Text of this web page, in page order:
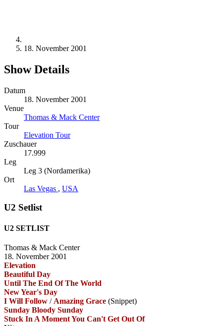
18. November 2001
Show Details
Datum
18. November 2001
Venue
Thomas & Mack Center
Tour
Elevation Tour
Zuschauer
17.999
Leg
Leg 3 (Nordamerika)
Ort
Las Vegas , USA
U2 Setlist
U2 SETLIST
Thomas & Mack Center
18. November 2001
Elevation
Beautiful Day
Until The End Of The World
New Year's Day
I Will Follow / Amazing Grace (Snippet)
Sunday Bloody Sunday
Stuck In A Moment You Can't Get Out Of